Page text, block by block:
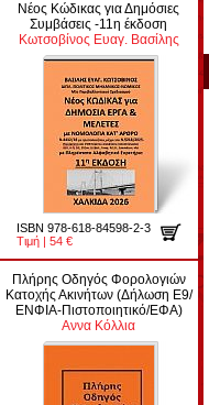
Νέος Κώδικας για Δημόσιες
Συμβάσεις -11η έκδοση
Κωτσοβίνος Ευαγ. Βασίλης
ISBN 978-618-84598-2-3
Τιμή | 54 €
Πλήρης Οδηγός Φορολογιών
Κατοχής Ακινήτων (Δήλωση Ε9/
ΕΝΦΙΑ-Πιστοποιητικό/ΕΦΑ)
Αννα Κόλλια